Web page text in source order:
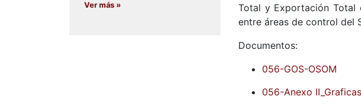
Ver más »
Total y Exportación Total
entre áreas de control del
Documentos:
056-GOS-OSOM
056-Anexo